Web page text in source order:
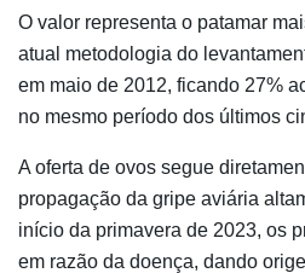
O valor representa o patamar
atual metodologia do
em maio de 2012, ficando 27%
no mesmo período dos últimos
A oferta de ovos segue
propagação da gripe aviária
início da primavera de 2023, os
em razão da doença, dando